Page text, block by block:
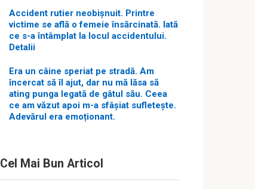
Accident rutier neobișnuit. Printre
victime se află o femeie însărcinată. Iată
ce s-a întâmplat la locul accidentului.
Detalii
Era un câine speriat pe stradă. Am
încercat să îl ajut, dar nu mă lăsa să
ating punga legată de gâtul său. Ceea
ce am văzut apoi m-a sfâșiat sufletește.
Adevărul era emoționant.
Cel Mai Bun Articol